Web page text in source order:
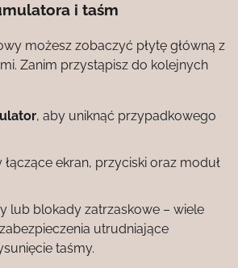
i taśm
możesz zobaczyć płytę główną z
Zanim przystąpisz do kolejnych
, aby uniknąć przypadkowego
łączące ekran, przyciski oraz moduł
lub blokady zatrzaskowe – wiele
utrudniające
taśmy.